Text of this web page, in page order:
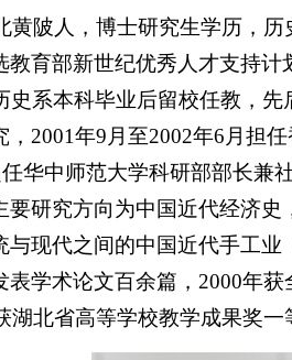
黄陂人，博士研究生学历，
育部新世纪优秀人才支持计
史系本科毕业后留校任教，
2001年9月至2002年6月担
华中师范大学科研部部长兼
研究方向为中国近代经济
现代之间的中国近代手工
学术论文百余篇，2000年
湖北省高等学校教学成果奖